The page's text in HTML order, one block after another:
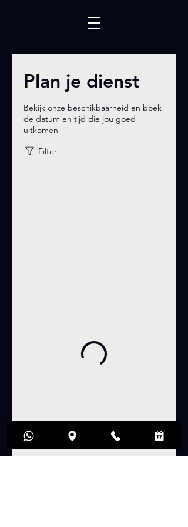
Plan je dienst
Bekijk onze beschikbaarheid en boek
de datum en tijd die jou goed
uitkomen
Filter